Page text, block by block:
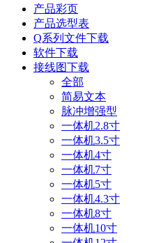
产品彩页
产品选型表
Q系列文件下载
软件下载
接线图下载
全部
简易文本
脉冲增强型
一体机2.8寸
一体机3.5寸
一体机4寸
一体机7寸
一体机5寸
一体机4.3寸
一体机8寸
一体机10寸